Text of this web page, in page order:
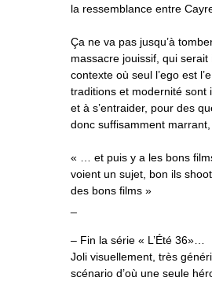
la ressemblance entre
Ça ne va pas jusqu’à
massacre jouissif, qui
contexte où seul l’ego est
traditions et modernité sont
et à s’entraider, pour des
donc suffisamment
« … et puis y a les bons
voient un sujet, bon ils
des bons films »
– Fin la série « L’Été 36»…
Joli visuellement, très
scénario d’où une seule